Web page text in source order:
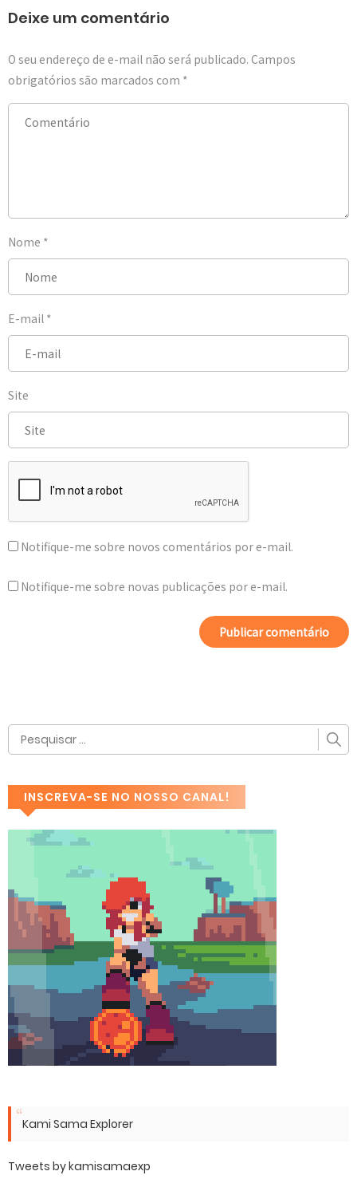
Deixe um comentário
O seu endereço de e-mail não será publicado. Campos
obrigatórios são marcados com *
Nome *
E-mail *
Site
Notifique-me sobre novos comentários por e-mail.
Notifique-me sobre novas publicações por e-mail.
INSCREVA-SE NO NOSSO CANAL!
Kami Sama Explorer
Tweets by kamisamaexp